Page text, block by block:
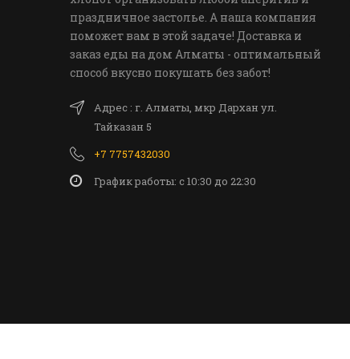
праздничное застолье. А наша компания
поможет вам в этой задаче! Доставка и
заказ еды на дом Алматы - оптимальный
способ вкусно покушать без забот!
Адрес : г. Алматы, мкр Дархан ул.
Тайказан 5
+7 7757432030
График работы: c 10:30 до 22:30